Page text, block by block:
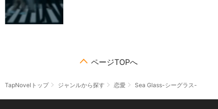
ページTOPへ
TapNovelトップ ジャンルから探す 恋愛 Sea Glass-シーグラス-